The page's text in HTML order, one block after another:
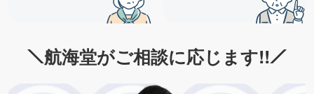
航海堂がご相談に応じます!!